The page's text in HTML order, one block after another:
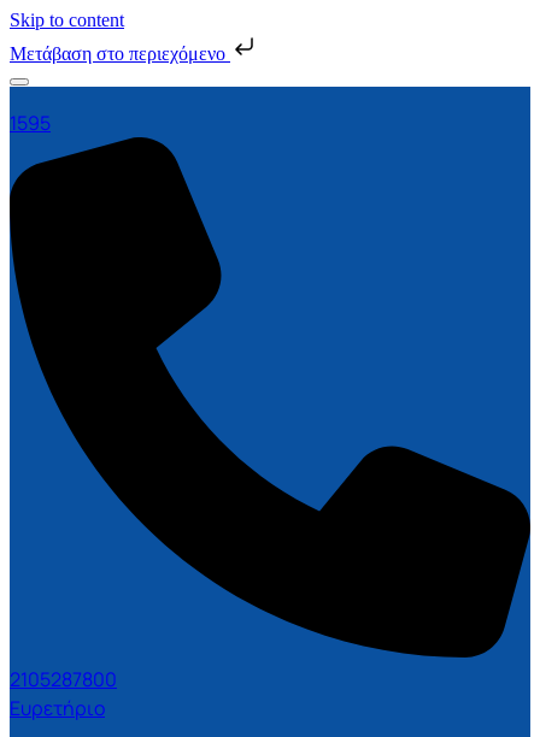
Skip to content
Μετάβαση στο περιεχόμενο
1595
2105287800
Ευρετήριο